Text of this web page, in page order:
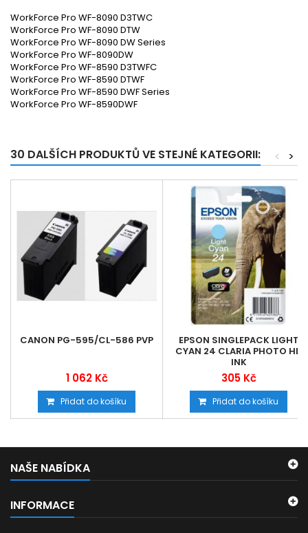
WorkForce Pro WF-8090 D3TWC
WorkForce Pro WF-8090 DTW
WorkForce Pro WF-8090 DW Series
WorkForce Pro WF-8090DW
WorkForce Pro WF-8590 D3TWFC
WorkForce Pro WF-8590 DTWF
WorkForce Pro WF-8590 DWF Series
WorkForce Pro WF-8590DWF
30 DALŠÍCH PRODUKTŮ VE STEJNÉ KATEGORII: >
<
CANON PG-595/CL-586 PVP
1 062 Kč
Přidat do košíku
EPSON SINGLEPACK LIGHT
CYAN 24 CLARIA PHOTO HD
INK
305 Kč
Přidat do košíku
NAŠE NABÍDKA
INFORMACE